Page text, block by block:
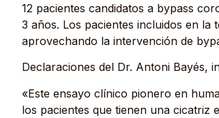
12 pacientes candidatos a bypass
3 años. Los pacientes incluidos en
aprovechando la intervención de
Declaraciones del Dr. Antoni Bayés,
«Este ensayo clínico pionero en
los pacientes que tienen una cicatriz